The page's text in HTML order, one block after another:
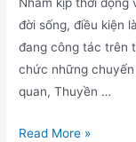
Nhằm kịp thời
đời sống, điều kiện
đang công tác trên
chức những
quan, Thuyền …
Read More »